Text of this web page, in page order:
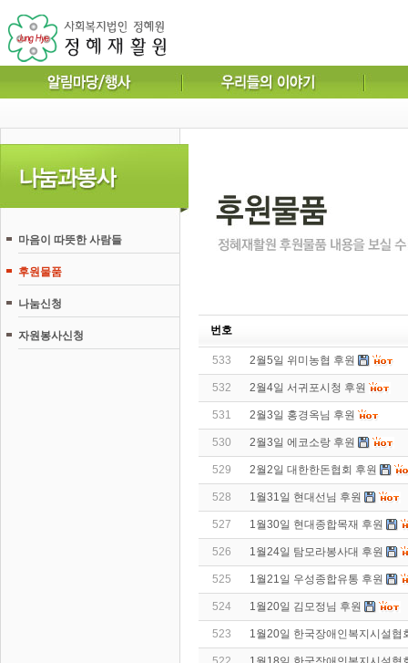
마음이 따뜻한 사람들
후원물품
나눔신청
자원봉사신청 번호
533 2월5일 위미농협 후원
532 2월4일 서귀포시청 후원
531 2월3일 홍경옥님 후원
530 2월3일 에코소랑 후원
529 2월2일 대한한돈협회 후원
528 1월31일 현대선님 후원
527 1월30일 현대종합목재 후원
526 1월24일 탐모라봉사대 후원
525 1월21일 우성종합유통 후원
524 1월20일 김모정님 후원
523 1월20일 한국장애인복지시설협